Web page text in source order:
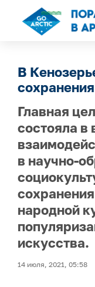
В
Главная
состояла
в научно-
народной
искусства.
14 июля, 2021, 05:58